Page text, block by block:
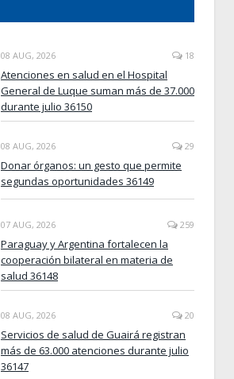
08 AUG, 2026 18
Atenciones en salud en el Hospital
General de Luque suman más de 37.000
durante julio 36150
08 AUG, 2026 29
Donar órganos: un gesto que permite
segundas oportunidades 36149
07 AUG, 2026 259
Paraguay y Argentina fortalecen la
cooperación bilateral en materia de
salud 36148
08 AUG, 2026 20
Servicios de salud de Guairá registran
más de 63.000 atenciones durante julio
36147